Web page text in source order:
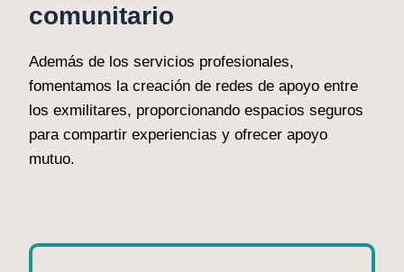
comunitario
Además de los servicios profesionales,
fomentamos la creación de redes de apoyo entre
los exmilitares, proporcionando espacios seguros
para compartir experiencias y ofrecer apoyo
mutuo.